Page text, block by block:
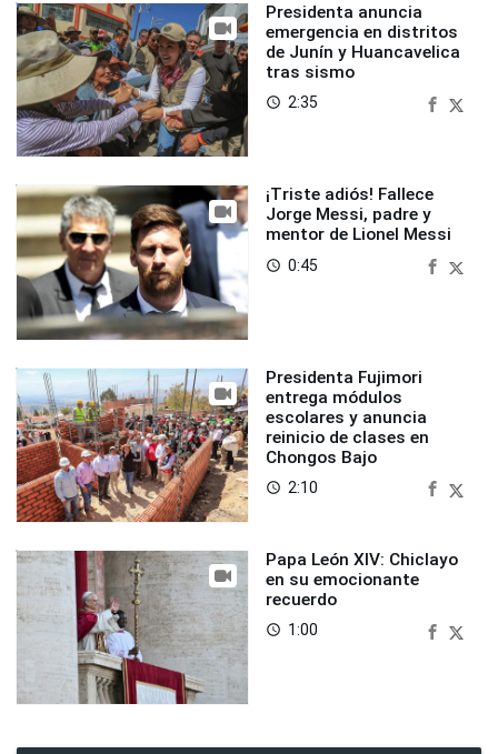
Presidenta anuncia
emergencia en distritos
de Junín y Huancavelica
tras sismo
access_time 2:35
¡Triste adiós! Fallece
Jorge Messi, padre y
mentor de Lionel Messi
access_time 0:45
Presidenta Fujimori
entrega módulos
escolares y anuncia
reinicio de clases en
Chongos Bajo
access_time 2:10
Papa León XIV: Chiclayo
en su emocionante
recuerdo
access_time 1:00